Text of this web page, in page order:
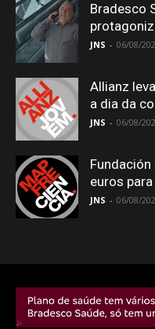
Bradesco
JNS - 06/08/
Allianz
a dia da
JNS - 06/08/
euros
JNS - 06/08/